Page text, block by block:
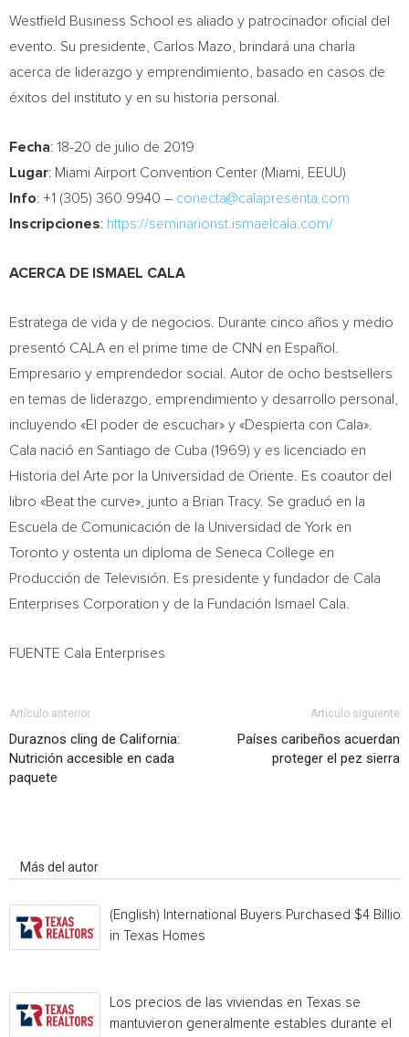
Westfield Business School es aliado y patrocinador oficial del
evento. Su presidente, Carlos Mazo , brindará una charla
acerca de liderazgo y emprendimiento, basado en casos de
éxitos del instituto y en su historia personal.
Fecha: 18-20 de julio de 2019
Lugar: Miami Airport Convention Center (Miami , EEUU)
Info: +1 (305) 360 9940 – conecta@calapresenta.com
Inscripciones: https://seminarionst.ismaelcala.com/
ACERCA DE ISMAEL CALA
Estratega de vida y de negocios. Durante cinco años y medio
presentó CALA en el prime time de CNN en Español.
Empresario y emprendedor social. Autor de ocho bestsellers
en temas de liderazgo, emprendimiento y desarrollo personal,
incluyendo «El poder de escuchar» y «Despierta con Cala».
Cala nació en Santiago de Cuba (1969) y es licenciado en
Historia del Arte por la Universidad de Oriente. Es coautor del
libro «Beat the curve», junto a Brian Tracy. Se graduó en la
Escuela de Comunicación de la Universidad de York en
Toronto y ostenta un diploma de Seneca College en
Producción de Televisión. Es presidente y fundador de Cala
Enterprises Corporation y de la Fundación Ismael Cala
FUENTE Cala Enterprises
Artículo anterior
Duraznos cling de California:
Nutrición accesible en cada
paquete
Artículo siguiente
Países caribeños acuerdan
proteger el pez sierra
Más del autor
(English) International Buyers Purchased $4 Billion
in Texas Homes
Los precios de las viviendas en Texas se
mantuvieron generalmente estables durante el